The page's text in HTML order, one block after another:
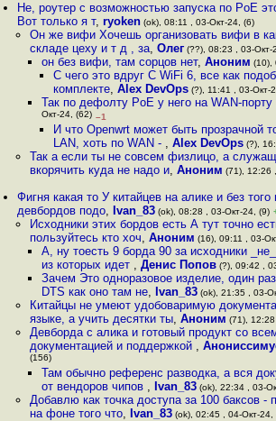
Не, роутер с возможностью запуска по PoE
Вот только я т,ryoken (ok), 08:11 , 03-Окт-24, (6)
Он же вифи Хочешь организовать вифи в
складе цеху и т д , за, Олег(??), 08:23 , 03-Окт-
он без вифи, там сорцов нет, Аноним (10),
С чего это вдруг С WiFi 6, все как
комплекте,Alex DevOps (?), 11:41 , 03-Окт-
Так по дефолту PoE у него на WAN-порту
Окт-24, (62) –1
И что Openwrt может быть прозрачной
LAN, хоть по WAN - ,Alex DevOps (?),
Так а если ты не совсем физлицо, а
вкорячить куда не надо и, Аноним (71), 12:26
Фигня какая то У китайцев на алике и без
девбордов подо, Ivan_83 (ok), 08:28 , 03-Окт-24, (9)
Исходники этих бордов есть А тут точно
пользуйтесь кто хоч, Аноним (16), 09:11 , 03-
А, ну тоесть 9 борда 90 за исходники
из которых идет , Денис Попов(?), 09:42 ,
Зачем Это одноразовое изделие, один
DTS как оно там не, Ivan_83(ok), 21:35 , 03-
Китайцы не умеют удобоваримую
языке, а учить десятки ты, Аноним (71),
Девборда с алика и готовый продукт со
документацией и поддержкой ,
(156)
Там обычно референс разводка, а вся
от вендоров чипов , Ivan_83(ok), 22:34 , 03-
Добавлю как точка доступа за 100 баксов -
на фоне того что, Ivan_83(ok), 02:45 , 04-Окт-24,